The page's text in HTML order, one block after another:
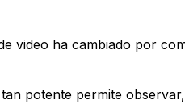
video ha cambiado por
potente permite